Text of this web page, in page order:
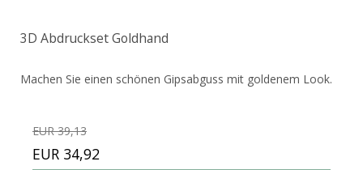
3D Abdruckset Goldhand
Machen Sie einen schönen Gipsabguss mit goldenem Look.
EUR 39,13
EUR 34,92